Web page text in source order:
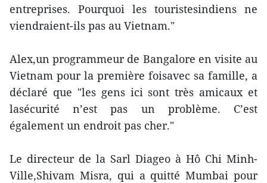
entreprises. Pourquoi les touristesindiens ne
viendraient-ils pas au Vietnam."
Alex,un programmeur de Bangalore en visite au
Vietnam pour la première foisavec sa famille, a
déclaré que "les gens ici sont très amicaux et
lasécurité n’est pas un problème. C’est
également un endroit pas cher."
Le directeur de la Sarl Diageo à Hô Chi Minh-
Ville,Shivam Misra, qui a quitté Mumbai pour